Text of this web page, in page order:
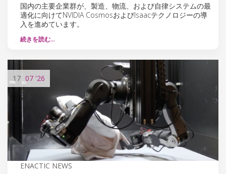
国内の主要企業群が、製造、物流、および自律システムの最
適化に向けてNVIDIA CosmosおよびIsaacテクノロジーの導
入を進めています。
続きを読む…
17 07 '26
ENACTIC NEWS